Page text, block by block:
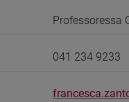
Professoressa
041 234 9233